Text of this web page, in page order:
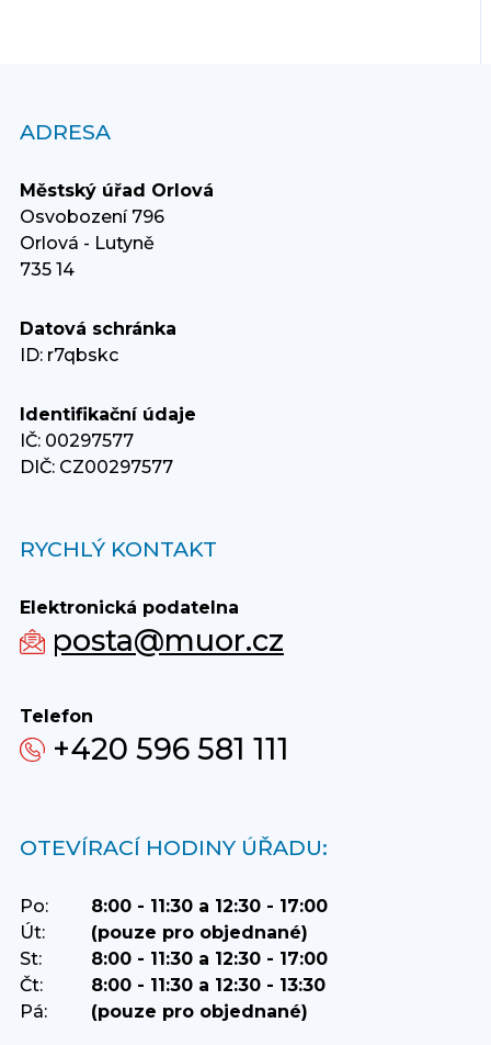
ADRESA
Městský úřad Orlová
Osvobození 796
Orlová - Lutyně
735 14
Datová schránka
ID: r7qbskc
Identifikační údaje
IČ: 00297577
DIČ: CZ00297577
RYCHLÝ KONTAKT
Elektronická podatelna
posta@muor.cz
Telefon
+420 596 581 111
OTEVÍRACÍ HODINY ÚŘADU:
Po:
8:00 - 11:30 a 12:30 - 17:00
Út:
(pouze pro objednané)
St:
8:00 - 11:30 a 12:30 - 17:00
Čt:
8:00 - 11:30 a 12:30 - 13:30
Pá:
(pouze pro objednané)